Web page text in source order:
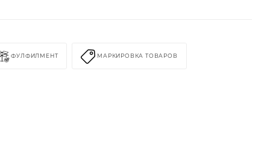
ФУЛФИЛМЕНТ МАРКИРОВКА ТОВАРОВ